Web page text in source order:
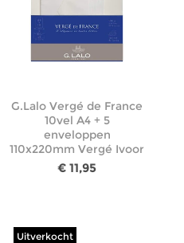
G.Lalo Vergé de France
10vel A4 + 5
enveloppen
110x220mm Vergé Ivoor
€ 11,95
Uitverkocht